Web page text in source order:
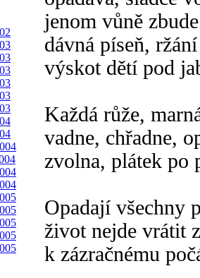
jenom vůně
dávná píseň,
výskot dětí pod
Každá růže,
vadne, chřadne,
zvolna, plátek po
Opadají všechny
život nejde vrátit
k zázračnému